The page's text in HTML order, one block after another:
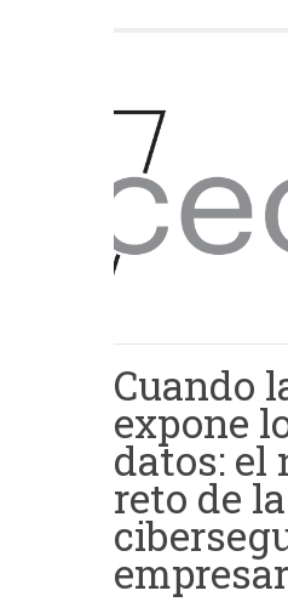
Cuando
expone
datos: el
reto de la